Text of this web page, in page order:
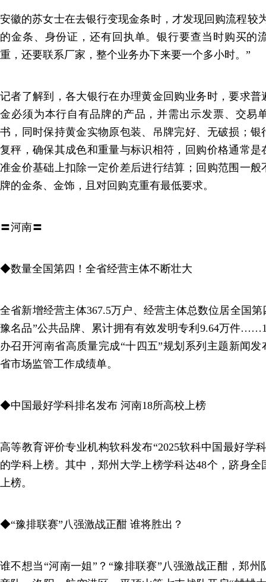
安徽的苏女士在去银行变现金条时，才发现回购流程较
的金条、身份证，还有回执单。银行要查当时购买的
重，还要联系厂家，整个业务办下来要一个多小时。”
记者了解到，各大银行在办理黄金回购业务时，要求
金必须为本行自有品牌的产品，并需出示发票、交易
书，同时保持黄金实物原包装、吊牌完好、无破损；
复秤，确保其成色和重量与标识相符，回购价格通常
准金价基础上扣除一定价差后进行结算；回购范围一
牌的金条、金饰，且对回购克重有最低要求。
〓河南〓
◆数量全国第四！全省经营主体不断壮大
全省新增经营主体367.5万户、经营主体总数位居全国
豫名品”公共品牌、累计拥有有效发明专利9.64万件
办召开河南省高质量完成“十四五”规划系列主题新闻
省市场监管工作成绩单。
◆中国最好学科排名发布 河南18所高校上榜
高等教育评价专业机构软科发布“2025软科中国最好学
的学科上榜。其中，郑州大学上榜学科达48个，跻身
上榜。
◆“豫排联赛”八强激战正酣 谁将胜出？
谁不想当“河南一姐”？“豫排联赛”八强激战正酣，郑